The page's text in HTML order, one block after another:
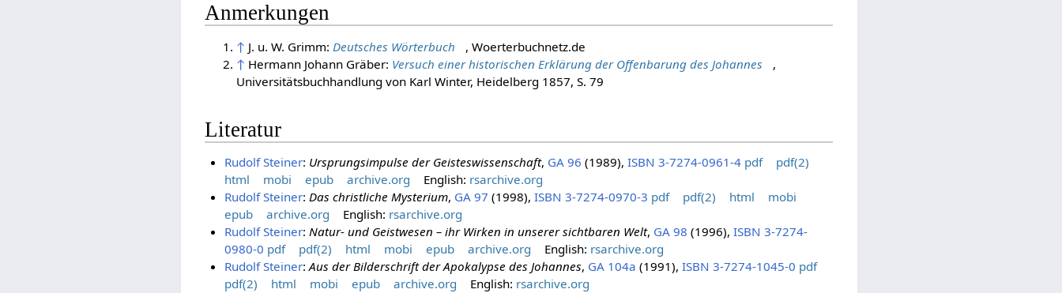
Anmerkungen
↑ J. u. W. Grimm:Deutsches Wörterbuch
, Woerterbuchnetz.de
↑ Hermann Johann Gräber: Versuch einer historischen Erklärung der Offenbarung des Johannes
,
Universitätsbuchhandlung von Karl Winter, Heidelberg 1857, S. 79
Literatur
Rudolf Steiner: Ursprungsimpulse der Geisteswissenschaft, GA 96 (1989), ISBN 3-7274-0961-4 pdf
pdf(2)
html
mobi epub archive.org English: rsarchive.org
Rudolf Steiner: Das christliche Mysterium, GA 97 (1998), ISBN 3-7274-0970-3 pdf pdf(2) html
mobi
epub
archive.org English: rsarchive.org
Rudolf Steiner: Natur- und Geistwesen – ihr Wirken in unserer sichtbaren Welt, GA 98 (1996), ISBN 3-7274-
0980-0 pdf pdf(2) html mobi epub archive.org English: rsarchive.org
Rudolf Steiner:Aus der Bilderschrift der Apokalypse des Johannes, GA 104a (1991), ISBN 3-7274-1045-0 pdf
pdf(2)
html mobi epub archive.org English: rsarchive.org